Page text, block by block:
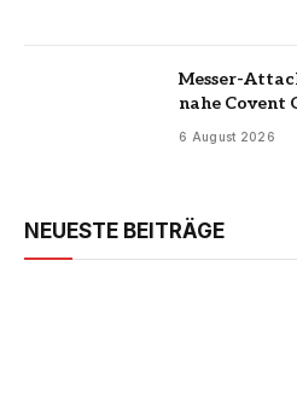
Messer-
nahe Covent
6 August 2026
NEUESTE BEITRÄGE